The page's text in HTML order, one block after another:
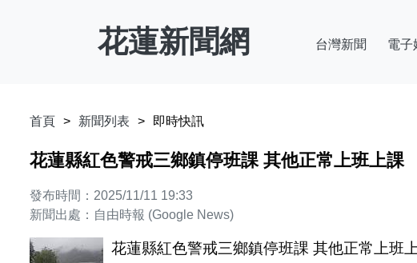
花蓮新聞網 台灣新聞 電子
首頁 新聞列表 即時快訊
花蓮縣紅色警戒三鄉鎮停班課 其他正常上班上課
發布時間：2025/11/11 19:33
新聞出處：自由時報 (Google News)
花蓮縣紅色警戒三鄉鎮停班課 其他正常上班